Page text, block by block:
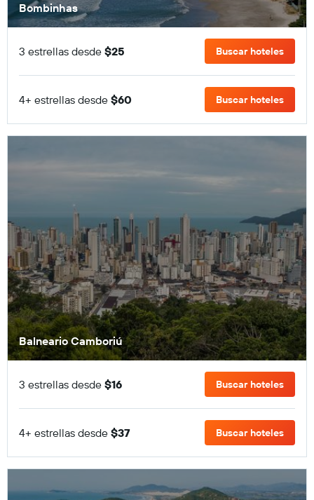
Bombinhas
3 estrellas desde $25 Buscar hoteles
4+ estrellas desde $60 Buscar hoteles
Balneario Camboriú
3 estrellas desde $16 Buscar hoteles
4+ estrellas desde $37 Buscar hoteles